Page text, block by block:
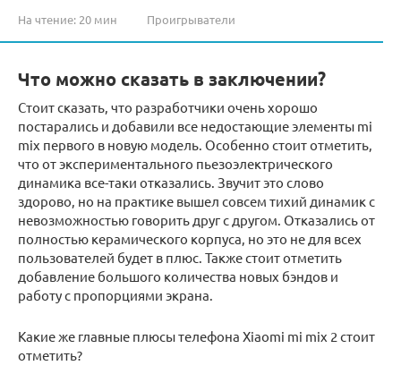
На чтение: 20 мин Проигрыватели
Что можно сказать в заключении?
Стоит сказать, что разработчики очень хорошо
постарались и добавили все недостающие элементы mi
mix первого в новую модель. Особенно стоит отметить,
что от экспериментального пьезоэлектрического
динамика все-таки отказались. Звучит это слово
здорово, но на практике вышел совсем тихий динамик с
невозможностью говорить друг с другом. Отказались от
полностью керамического корпуса, но это не для всех
пользователей будет в плюс. Также стоит отметить
добавление большого количества новых бэндов и
работу с пропорциями экрана.
Какие же главные плюсы телефона Xiaomi mi mix 2 стоит
отметить?